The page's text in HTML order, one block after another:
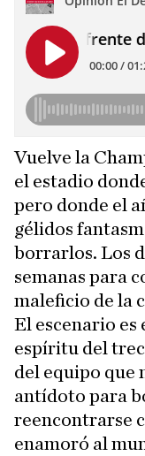
Vuelve la
el estadio
pero donde el
gélidos
borrarlos. Los
semanas para
maleficio de la
El escenario es
espíritu del
del equipo que
antídoto para
reencontrarse
enamoró al